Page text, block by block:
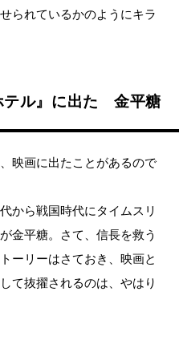
られているかのようにキラ
テル』に出た 金平糖
映画に出たことがあるので
から戦国時代にタイムスリ
金平糖。さて、信長を救う
ーリーはさておき、映画と
て抜擢されるのは、やはり